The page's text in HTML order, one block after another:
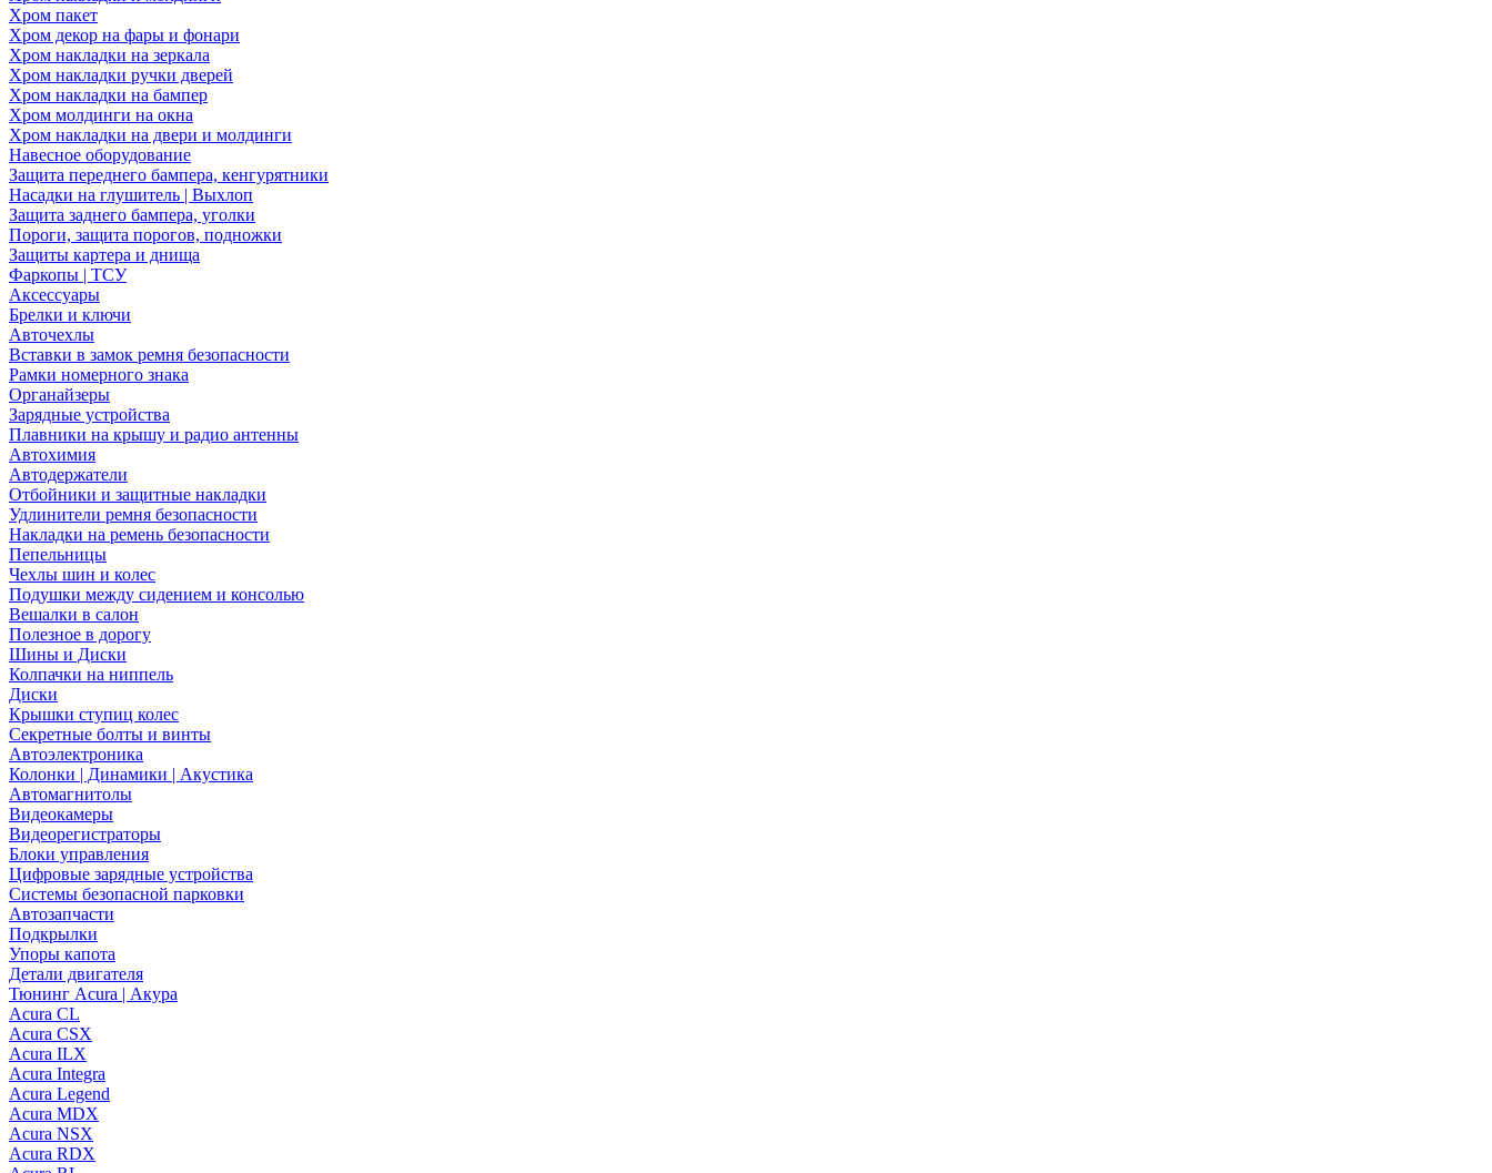
Хром пакет
Хром декор на фары и фонари
Хром накладки на зеркала
Хром накладки ручки дверей
Хром накладки на бампер
Хром молдинги на окна
Хром накладки на двери и молдинги
Навесное оборудование
Защита переднего бампера, кенгурятники
Насадки на глушитель | Выхлоп
Защита заднего бампера, уголки
Пороги, защита порогов, подножки
Защиты картера и днища
Фаркопы | ТСУ
Аксессуары
Брелки и ключи
Авточехлы
Вставки в замок ремня безопасности
Рамки номерного знака
Органайзеры
Зарядные устройства
Плавники на крышу и радио антенны
Автохимия
Автодержатели
Отбойники и защитные накладки
Удлинители ремня безопасности
Накладки на ремень безопасности
Пепельницы
Чехлы шин и колес
Подушки между сидением и консолью
Вешалки в салон
Полезное в дорогу
Шины и Диски
Колпачки на ниппель
Диски
Крышки ступиц колес
Секретные болты и винты
Автоэлектроника
Колонки | Динамики | Акустика
Автомагнитолы
Видеокамеры
Видеорегистраторы
Блоки управления
Цифровые зарядные устройства
Системы безопасной парковки
Автозапчасти
Подкрылки
Упоры капота
Детали двигателя
Тюнинг Acura | Акура
Acura CL
Acura CSX
Acura ILX
Acura Integra
Acura Legend
Acura MDX
Acura NSX
Acura RDX